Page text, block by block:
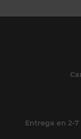
Entrega en 2-